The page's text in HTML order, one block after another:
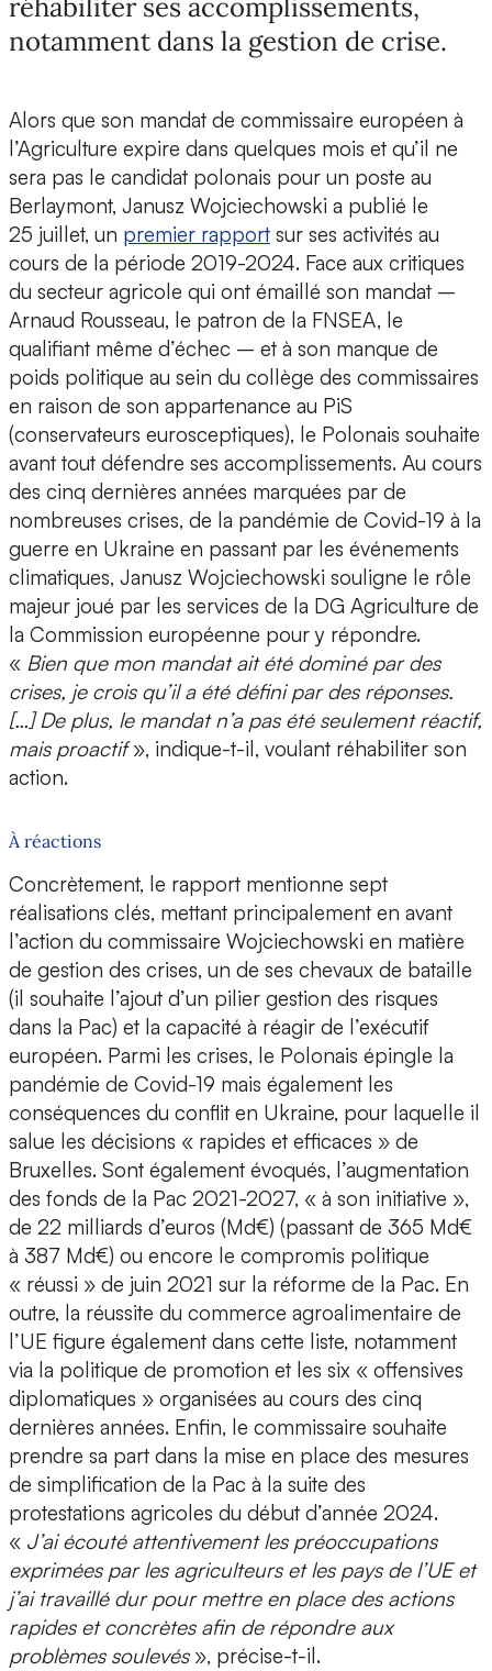
réhabiliter ses accomplissements,
notamment dans la gestion de crise.
Alors que son mandat de commissaire européen à
l’Agriculture expire dans quelques mois et qu’il ne
sera pas le candidat polonais pour un poste au
Berlaymont, Janusz Wojciechowski a publié le
25 juillet, un premier rapport sur ses activités au
cours de la période 2019-2024. Face aux critiques
du secteur agricole qui ont émaillé son mandat –
Arnaud Rousseau, le patron de la FNSEA, le
qualifiant même d’échec – et à son manque de
poids politique au sein du collège des commissaires
en raison de son appartenance au PiS
(conservateurs eurosceptiques), le Polonais souhaite
avant tout défendre ses accomplissements. Au cours
des cinq dernières années marquées par de
nombreuses crises, de la pandémie de Covid-19 à la
guerre en Ukraine en passant par les événements
climatiques, Janusz Wojciechowski souligne le rôle
majeur joué par les services de la DG Agriculture de
la Commission européenne pour y répondre.
« Bien que mon mandat ait été dominé par des
crises, je crois qu’il a été défini par des réponses.
[…] De plus, le mandat n’a pas été seulement réactif,
mais proactif», indique-t-il, voulant réhabiliter son
action.
À réactions
Concrètement, le rapport mentionne sept
réalisations clés, mettant principalement en avant
l’action du commissaire Wojciechowski en matière
de gestion des crises, un de ses chevaux de bataille
(il souhaite l’ajout d’un pilier gestion des risques
dans la Pac) et la capacité à réagir de l’exécutif
européen. Parmi les crises, le Polonais épingle la
pandémie de Covid-19 mais également les
conséquences du conflit en Ukraine, pour laquelle il
salue les décisions « rapides et efficaces » de
Bruxelles. Sont également évoqués, l’augmentation
des fonds de la Pac 2021-2027, « à son initiative »,
de 22 milliards d’euros (Md€) (passant de 365 Md€
à 387 Md€) ou encore le compromis politique
« réussi » de juin 2021 sur la réforme de la Pac. En
outre, la réussite du commerce agroalimentaire de
l’UE figure également dans cette liste, notamment
via la politique de promotion et les six « offensives
diplomatiques » organisées au cours des cinq
dernières années. Enfin, le commissaire souhaite
prendre sa part dans la mise en place des mesures
de simplification de la Pac à la suite des
protestations agricoles du début d’année 2024.
« J’ai écouté attentivement les préoccupations
exprimées par les agriculteurs et les pays de l’UE et
j’ai travaillé dur pour mettre en place des actions
rapides et concrètes afin de répondre aux
problèmes soulevés», précise-t-il.